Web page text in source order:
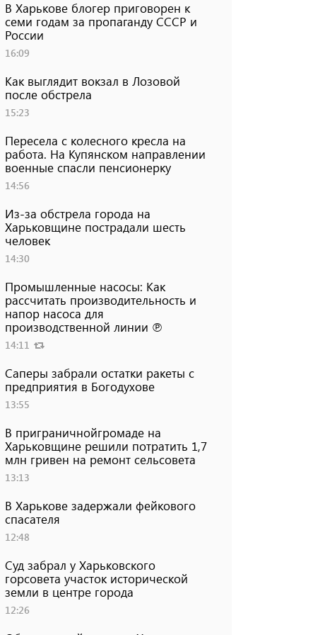
В Харькове блогер приговорен к
семи годам за пропаганду СССР и
России
16:09
Как выглядит вокзал в Лозовой
после обстрела
15:23
Пересела с колесного кресла на
работа. На Купянском направлении
военные спасли пенсионерку
14:56
Из-за обстрела города на
Харьковщине пострадали шесть
человек
14:30
Промышленные насосы: Как
рассчитать производительность и
напор насоса для
производственной линии ℗
14:11
Саперы забрали остатки ракеты с
предприятия в Богодухове
13:55
В приграничнойгромаде на
Харьковщине решили потратить 1,7
млн ​​гривен на ремонт сельсовета
13:13
В Харькове задержали фейкового
спасателя
12:48
Суд забрал у Харьковского
горсовета участок исторической
земли в центре города
12:26